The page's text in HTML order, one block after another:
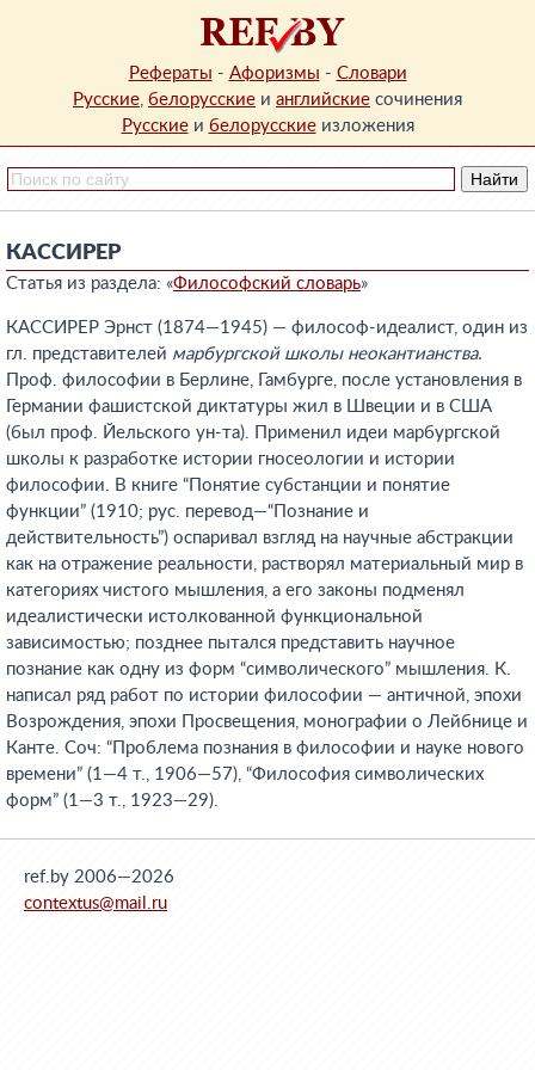
Рефераты - Афоризмы - Словари
Русские, белорусские и английские сочинения
Русскиеи белорусскиеизложения
КАССИРЕР
Статья из раздела: «Философский словарь»
КАССИРЕР Эрнст (1874—1945) — философ-идеалист, один из
гл. представителей марбургской школы неокантианства.
Проф. философии в Берлине, Гамбурге, после установления в
Германии фашистской диктатуры жил в Швеции и в США
(был проф. Йельского ун-та). Применил идеи марбургской
школы к разработке истории гносеологии и истории
философии. В книге “Понятие субстанции и понятие
функции” (1910; рус. перевод—“Познание и
действительность”) оспаривал взгляд на научные абстракции
как на отражение реальности, растворял материальный мир в
категориях чистого мышления, а его законы подменял
идеалистически истолкованной функциональной
зависимостью; позднее пытался представить научное
познание как одну из форм “символического” мышления. К.
написал ряд работ по истории философии — античной, эпохи
Возрождения, эпохи Просвещения, монографии о Лейбнице и
Канте. Соч: “Проблема познания в философии и науке нового
времени” (1—4 т., 1906—57), “Философия символических
форм” (1—3 т., 1923—29).
ref.by 2006—2026
contextus@mail.ru